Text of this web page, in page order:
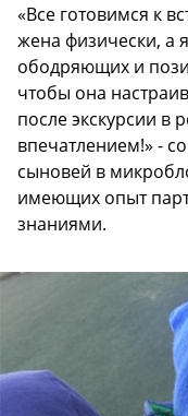
«Все готовимся к
жена физически, а
ободряющих и
чтобы она
после экскурсии в
впечатлением!» -
сыновей в
имеющих опыт
знаниями.